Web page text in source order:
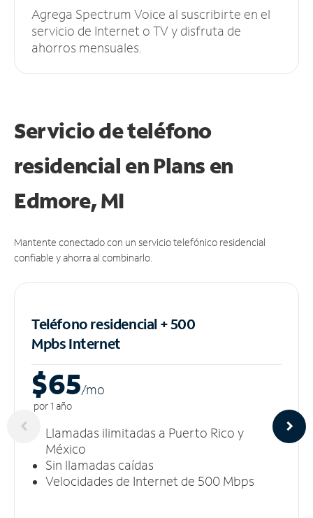
Agrega Spectrum Voice al suscribirte en el
servicio de Internet o TV y disfruta de
ahorros mensuales.
Servicio de teléfono
residencial en Plans en
Edmore, MI
Mantente conectado con un servicio telefónico residencial
confiable y ahorra al combinarlo.
Teléfono residencial + 500
MpbsInternet
$65/mo
por 1 año
Llamadas ilimitadas a Puerto Rico y
México
Sin llamadas caídas
Velocidades de Internet de 500 Mbps